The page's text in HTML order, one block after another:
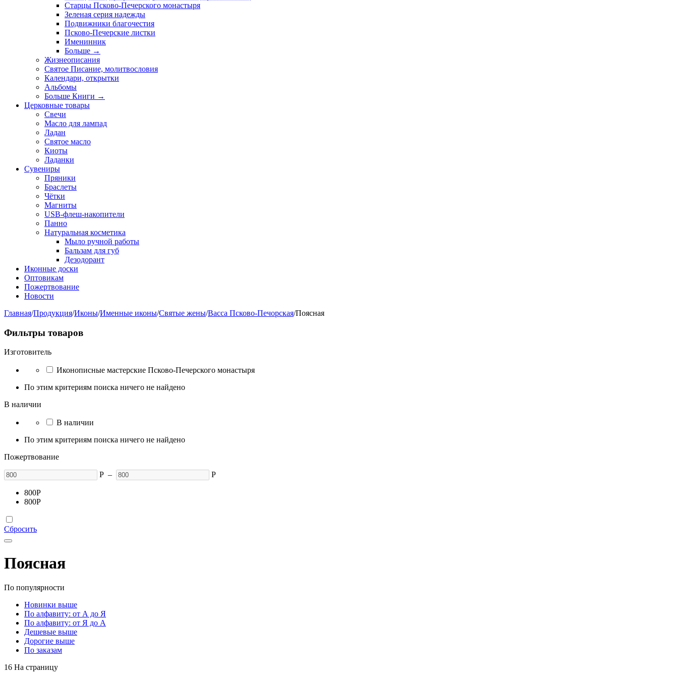
Старцы Псково-Печерского монастыря
Зеленая серия надежды
Подвижники благочестия
Псково-Печерские листки
Именинник
Больше →
Жизнеописания
Святое Писание, молитвословия
Календари, открытки
Альбомы
Больше Книги →
Церковные товары
Свечи
Масло для лампад
Ладан
Святое масло
Киоты
Ладанки
Сувениры
Пряники
Браслеты
Чётки
Магниты
USB-флеш-накопители
Панно
Натуральная косметика
Мыло ручной работы
Бальзам для губ
Дезодорант
Иконные доски
Оптовикам
Пожертвование
Новости
Главная/Продукция/Иконы/Именные иконы/Святые жены/Васса Псково-Печорская/Поясная
Фильтры товаров
Изготовитель
Иконописные мастерские Псково-Печерского монастыря
По этим критериям поиска ничего не найдено
В наличии
В наличии
По этим критериям поиска ничего не найдено
Пожертвование
Р – Р
800Р
800Р
Сбросить
Поясная
По популярности
Новинки выше
По алфавиту: от А до Я
По алфавиту: от Я до А
Дешевые выше
Дорогие выше
По заказам
16 На страницу